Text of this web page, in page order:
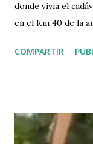
donde vivía el
en el Km 40 de la
COMPARTIR